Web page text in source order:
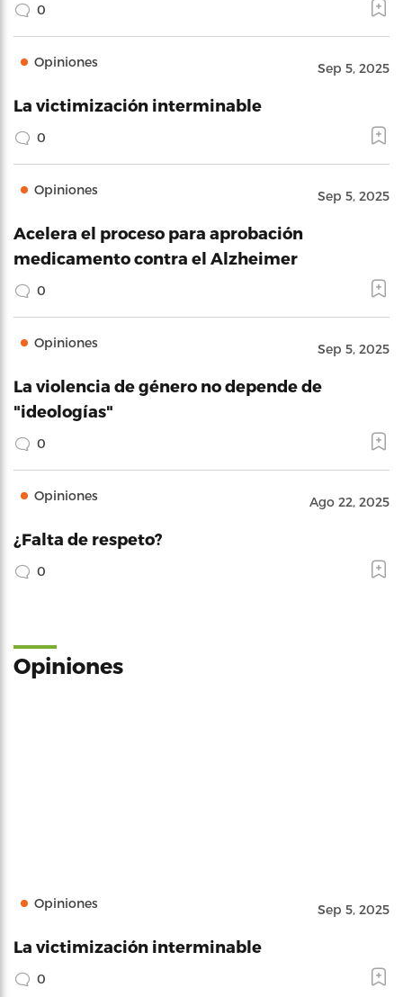
0
Opiniones Sep 5, 2025
La victimización interminable
0
Opiniones Sep 5, 2025
Acelera el proceso para aprobación
medicamento contra el Alzheimer
0
Opiniones Sep 5, 2025
La violencia de género no depende de
"ideologías"
0
Opiniones Ago 22, 2025
¿Falta de respeto?
0
Opiniones
Opiniones Sep 5, 2025
La victimización interminable
0